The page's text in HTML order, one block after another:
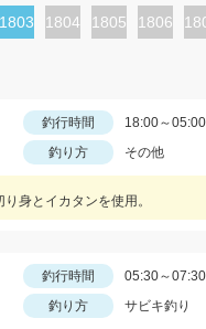
カ
1803
ペ
1804
ペ
1805
ペ
1806
ペ
釣行時間
18:00～05:00
釣り方 その他
身とイカタンを使用。
釣行時間
05:30～07:30
釣り方 サビキ釣り